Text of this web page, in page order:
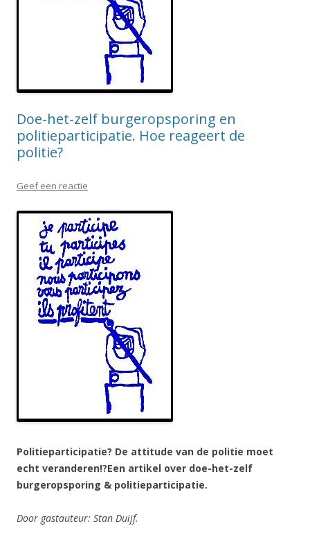
Doe-het-zelf burgeropsporing en
politieparticipatie. Hoe reageert de
politie?
Geef een reactie
Politieparticipatie? De attitude van de politie moet
echt veranderen!?Een artikel over doe-het-zelf
burgeropsporing & politieparticipatie.
Door gastauteur: Stan Duijf.